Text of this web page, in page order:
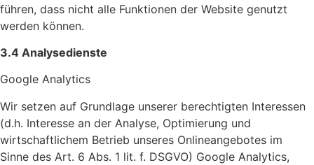
führen, dass nicht alle Funktionen der Website genutzt
werden können.
3.4 Analysedienste
Google Analytics
Wir setzen auf Grundlage unserer berechtigten Interessen
(d.h. Interesse an der Analyse, Optimierung und
wirtschaftlichem Betrieb unseres Onlineangebotes im
Sinne des Art. 6 Abs. 1 lit. f. DSGVO) Google Analytics,